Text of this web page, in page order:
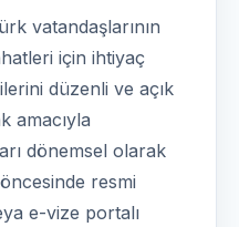
vatandaşlarının
için ihtiyaç
düzenli ve açık
amacıyla
dönemsel olarak
resmi
e-vize portalı